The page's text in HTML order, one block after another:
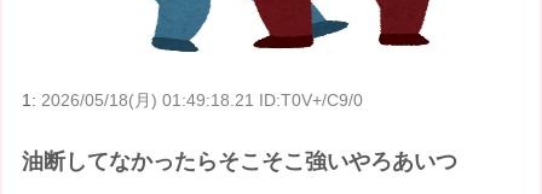
1: 2026/05/18(月) 01:49:18.21 ID:T0V+/C9/0
油断してなかったらそこそこ強いやろあいつ